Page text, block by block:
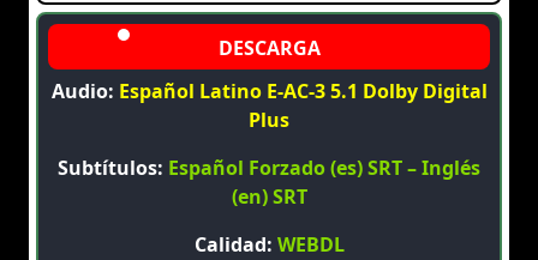
Audio: Español Latino E-AC-3 5.1 Dolby Digital
Plus
Subtítulos: Español Forzado (es) SRT – Inglés
(en) SRT
Calidad: WEBDL